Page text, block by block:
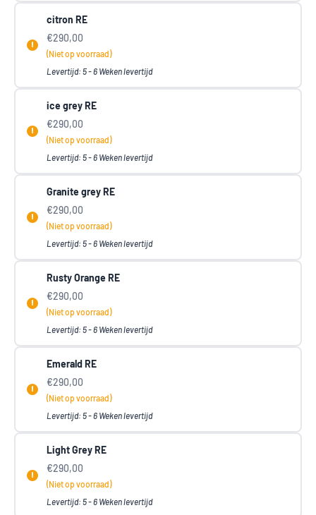
citron RE
€290,00
(Niet op voorraad)
Levertijd: 5 - 6 Weken levertijd
ice grey RE
€290,00
(Niet op voorraad)
Levertijd: 5 - 6 Weken levertijd
Granite grey RE
€290,00
(Niet op voorraad)
Levertijd: 5 - 6 Weken levertijd
Rusty Orange RE
€290,00
(Niet op voorraad)
Levertijd: 5 - 6 Weken levertijd
Emerald RE
€290,00
(Niet op voorraad)
Levertijd: 5 - 6 Weken levertijd
Light Grey RE
€290,00
(Niet op voorraad)
Levertijd: 5 - 6 Weken levertijd